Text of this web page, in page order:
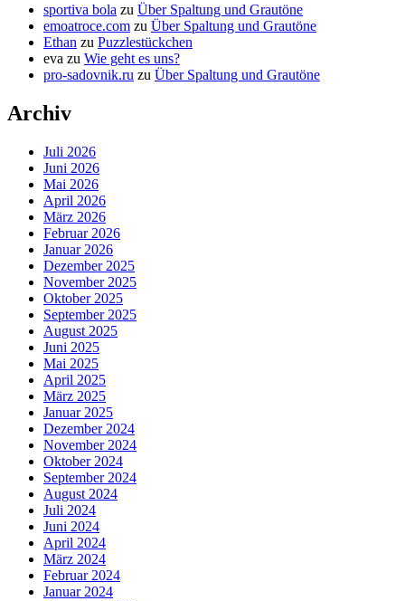
sportiva bola zu Über Spaltung und Grautöne
emoatroce.com zu Über Spaltung und Grautöne
Ethan zu Puzzlestückchen
eva zu Wie geht es uns?
pro-sadovnik.ru zu Über Spaltung und Grautöne
Archiv
Juli 2026
Juni 2026
Mai 2026
April 2026
März 2026
Februar 2026
Januar 2026
Dezember 2025
November 2025
Oktober 2025
September 2025
August 2025
Juni 2025
Mai 2025
April 2025
März 2025
Januar 2025
Dezember 2024
November 2024
Oktober 2024
September 2024
August 2024
Juli 2024
Juni 2024
April 2024
März 2024
Februar 2024
Januar 2024